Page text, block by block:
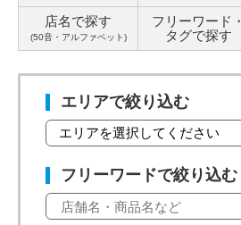
店名で探す
(50音・アルファベット)
フリーワード・
タグで探す
エリアで絞り込む
フリーワードで絞り込む